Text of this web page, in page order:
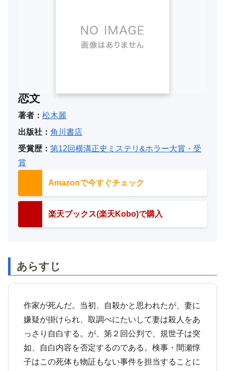
恋文
著者： 松木麗
出版社： 角川書店
受賞歴： 第12回横溝正史ミステリ&ホラー大賞・受
賞
Amazonで今すぐチェック
楽天ブックス(楽天Kobo)で購入
あらすじ
作家が死んだ。当初、自殺かと思われたが、妻に
嫌疑が掛けられ、取調べにたいして妻は殺人をあ
っさり自白する。が、第２回公判で、規世子は突
如、自白内容を否定するのである。検事・間瀬惇
子はこの死体も物証もない事件を担当することに